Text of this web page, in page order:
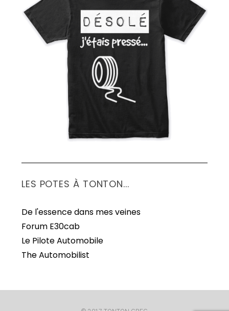
LES POTES À TONTON...
De l'essence dans mes veines
Forum E30cab
Le Pilote Automobile
The Automobilist